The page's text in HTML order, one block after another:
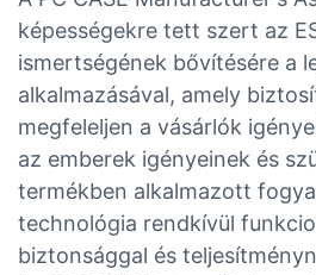
képességekre tett szert az
ismertségének bővítésére a
alkalmazásával, amely
megfeleljen a vásárlók
az emberek igényeinek és
termékben alkalmazott
technológia rendkívül
biztonsággal és